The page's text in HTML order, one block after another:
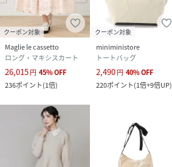
クーポン対象
Maglie le cassetto
ロング・マキシスカート
26,015円 45%OFF
236ポイント(1倍)
クーポン対象
miniministore
トートバッグ
2,490円 40%OFF
220ポイント(1倍+9倍UP)